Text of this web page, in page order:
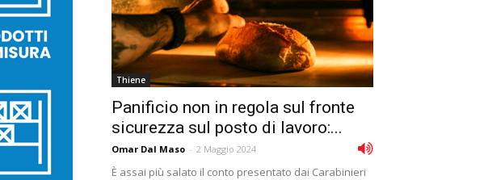
Thiene
Panificio non in regola sul fronte
sicurezza sul posto di lavoro:...
Omar Dal Maso - 2 Maggio 2024
È assai più salato il conto presentato dai Carabinieri